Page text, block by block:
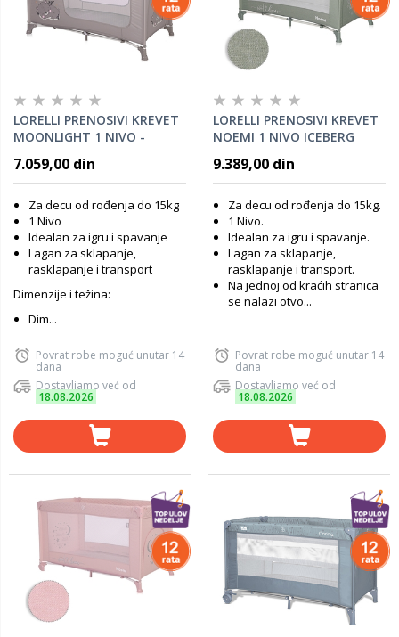
LORELLI PRENOSIVI KREVET
MOONLIGHT 1 NIVO -
7.059,00 din
Za decu od rođenja do 15kg
1 Nivo
Idealan za igru i spavanje
Lagan za sklapanje,
rasklapanje i transport
Dimenzije i težina:
Dim...
Povrat robe moguć unutar 14
dana
Dostavljamo već od
18.08.2026
LORELLI PRENOSIVI KREVET
NOEMI 1 NIVO ICEBERG
9.389,00 din
Za decu od rođenja do 15kg.
1 Nivo.
Idealan za igru i spavanje.
Lagan za sklapanje,
rasklapanje i transport.
Na jednoj od kraćih stranica
se nalazi otvo...
Povrat robe moguć unutar 14
dana
Dostavljamo već od
18.08.2026